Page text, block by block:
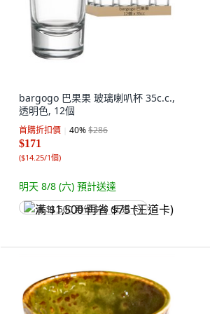
bargogo 巴果果 玻璃喇叭杯 35c.c.,
透明色, 12個
首購折扣價 40%$286
$171
($14.25/1個)
明天 8/8 (六) 預計送達
满 $1,500 再省 $75 (王道卡)